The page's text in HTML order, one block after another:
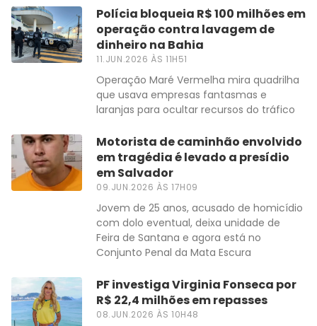
Polícia bloqueia R$ 100 milhões em
operação contra lavagem de
dinheiro na Bahia
11.JUN.2026 ÀS 11H51
Operação Maré Vermelha mira quadrilha
que usava empresas fantasmas e
laranjas para ocultar recursos do tráfico
Motorista de caminhão envolvido
em tragédia é levado a presídio
em Salvador
09.JUN.2026 ÀS 17H09
Jovem de 25 anos, acusado de homicídio
com dolo eventual, deixa unidade de
Feira de Santana e agora está no
Conjunto Penal da Mata Escura
PF investiga Virginia Fonseca por
R$ 22,4 milhões em repasses
08.JUN.2026 ÀS 10H48